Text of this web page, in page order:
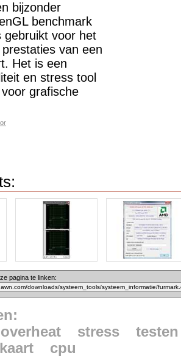
bijzonder
benchmark
gebruikt voor het
van een
Het is een
en stress tool
grafische
pagina te linken:
overheat stress
testen
cpu